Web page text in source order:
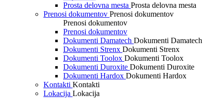
Prosta delovna mesta Prosta delovna mesta
Prenosi dokumentov Prenosi dokumentov
Prenosi dokumentov
Prenosi dokumentov
Dokumenti Damatech Dokumenti Damatech
Dokumenti Strenx Dokumenti Strenx
Dokumenti Toolox Dokumenti Toolox
Dokumenti Duroxite Dokumenti Duroxite
Dokumenti Hardox Dokumenti Hardox
Kontakti Kontakti
Lokacija Lokacija